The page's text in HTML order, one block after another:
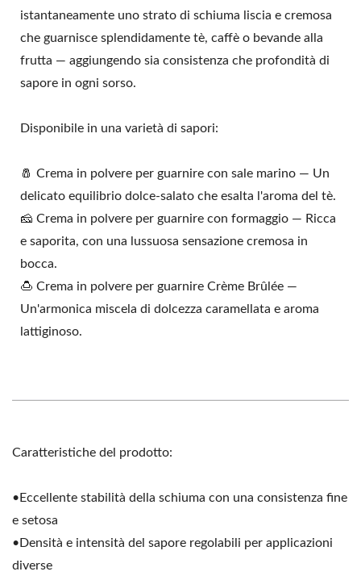
istantaneamente uno strato di schiuma liscia e cremosa
che guarnisce splendidamente tè, caffè o bevande alla
frutta — aggiungendo sia consistenza che profondità di
sapore in ogni sorso.
Disponibile in una varietà di sapori:
🧂 Crema in polvere per guarnire con sale marino — Un
delicato equilibrio dolce-salato che esalta l'aroma del tè.
🧀 Crema in polvere per guarnire con formaggio — Ricca
e saporita, con una lussuosa sensazione cremosa in
bocca.
🍮 Crema in polvere per guarnire Crème Brûlée —
Un'armonica miscela di dolcezza caramellata e aroma
lattiginoso.
Caratteristiche del prodotto:
•Eccellente stabilità della schiuma con una consistenza fine
e setosa
•Densità e intensità del sapore regolabili per applicazioni
diverse